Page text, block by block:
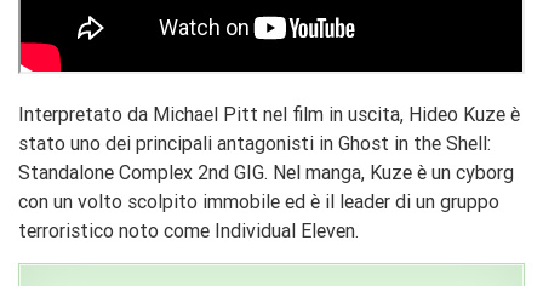
Interpretato da Michael Pitt nel film in uscita, Hideo Kuze è
stato uno dei principali antagonisti in Ghost in the Shell:
Standalone Complex 2nd GIG. Nel manga, Kuze è un cyborg
con un volto scolpito immobile ed è il leader di un gruppo
terroristico noto come Individual Eleven.